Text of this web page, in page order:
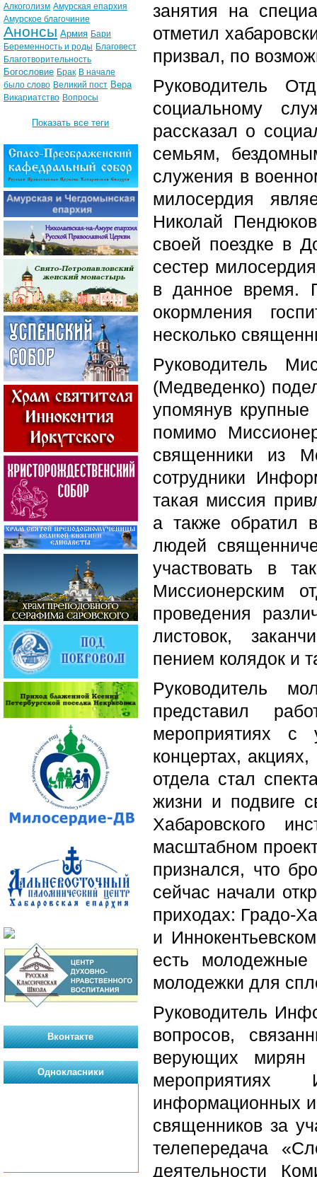
занятия на
отметил
призвал, по
Руководитель
социальному
рассказал о
семьям,
служения в
милосердия
Николай
своей поездке в
сестер
в данное время.
окормления
несколько
Руководитель
(Медведенко)
упомянув крупные
помимо
священники из
сотрудники
такая миссия
а также обратил
людей
участвовать в
Миссионерским
проведения
листовок,
пением колядок и
Руководитель
представил
мероприятиях с
концертах,
отдела стал
жизни и подвиге
Хабаровского
масштабном
признался, что
сейчас начали
приходах: Градо-
и
есть молодежные
молодежки для
Руководитель
вопросов,
верующих мирян
мероприятиях
информационных и
священников за
телепередача
деятельности
Алкоголизм Амурская епархия
Амурское благочиние
Анонсы Армия Бари
Беременность и роды Благовест
Благотворительность
Богословие Брак В начале
было слово Великий пост Вера
Викариатство Вопросы
Показать все теги
Вконтакте
Однокласники